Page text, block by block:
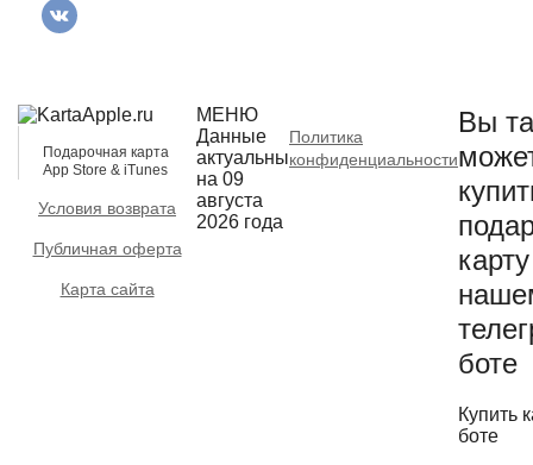
Подарочная карта
App Store & iTunes
Условия возврата
Публичная оферта
Карта сайта
МЕНЮ
Данные
актуальны
на 09
августа
2026 года
Политика
конфиденциальности
Вы
боте
Купить
боте